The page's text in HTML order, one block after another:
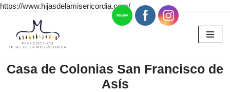
https://www.hijasdelamisericordia.com/
Saltar
contenido
Casa de Colonias San Francisco de
Asís